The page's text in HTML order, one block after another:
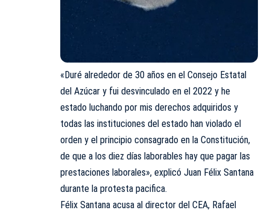
«Duré alrededor de 30 años en el Consejo Estatal
del Azúcar y fui desvinculado en el 2022 y he
estado luchando por mis derechos adquiridos y
todas las instituciones del estado han violado el
orden y el principio consagrado en la Constitución,
de que a los diez días laborables hay que pagar las
prestaciones laborales», explicó Juan Félix Santana
durante la protesta pacifica.
Félix Santana acusa al director del CEA, Rafael